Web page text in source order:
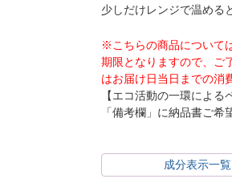
少しだけレンジで温める
※こちらの商品について
期限となりますので、ご
はお届け日当日までの消
【エコ活動の一環によ
「備考欄」に納品書ご希
成分表示一覧